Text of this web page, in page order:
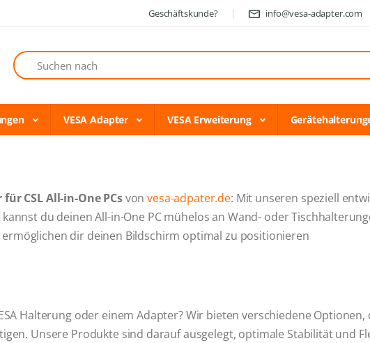
Geschäftskunde? info@vesa-adapter.com
Suchen
VESA Adapter VESA Erweiterung
für CSL All-in-One PCsvonvesa-adpater.de: Mit unseren speziell
kannst du deinen All-in-One PC mühelos an Wand- oder
dir deinen Bildschirm optimal zu positionieren
Halterung oder einem Adapter? Wir bieten verschiedene
Unsere Produkte sind darauf ausgelegt, optimale Stabilität und